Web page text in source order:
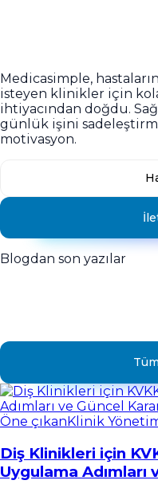
Medicasimple,
isteyen klinikler için
ihtiyacından doğdu.
günlük işini
motivasyon.
Blogdan son yazılar
Öne çıkan Klinik
Diş Klinikleri için
Uygulama Adımları